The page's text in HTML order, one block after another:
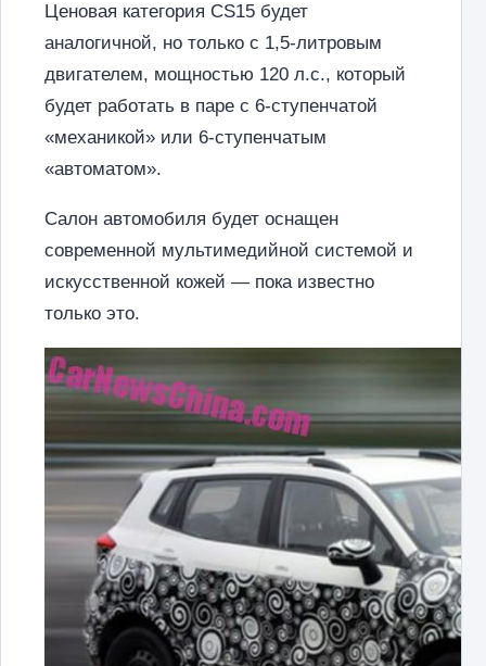
Ценовая категория CS15 будет
аналогичной, но только с 1,5-литровым
двигателем, мощностью 120 л.с., который
будет работать в паре с 6-ступенчатой
«механикой» или 6-ступенчатым
«автоматом».
Салон автомобиля будет оснащен
современной мультимедийной системой и
искусственной кожей — пока известно
только это.